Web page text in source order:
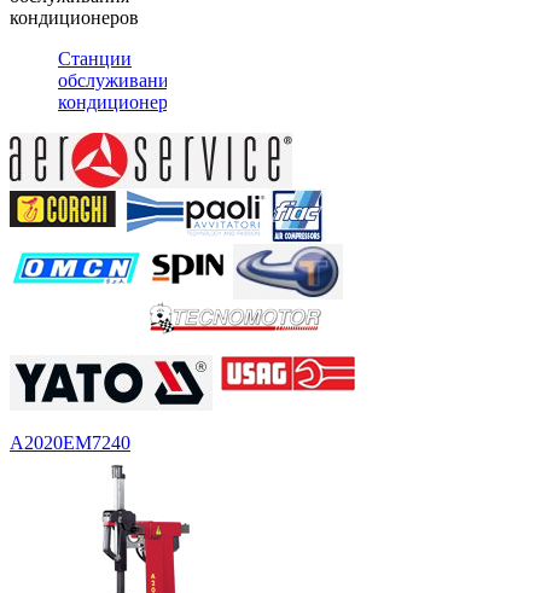
кондиционеров
Станции
обслуживания
кондиционеров
А2020EM7240